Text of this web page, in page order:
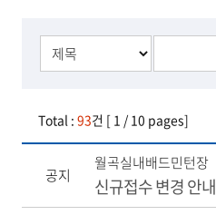
Total : 93건 [ 1 / 10 pages]
공지
월곡실내배드민턴장
신규접수 변경 안내